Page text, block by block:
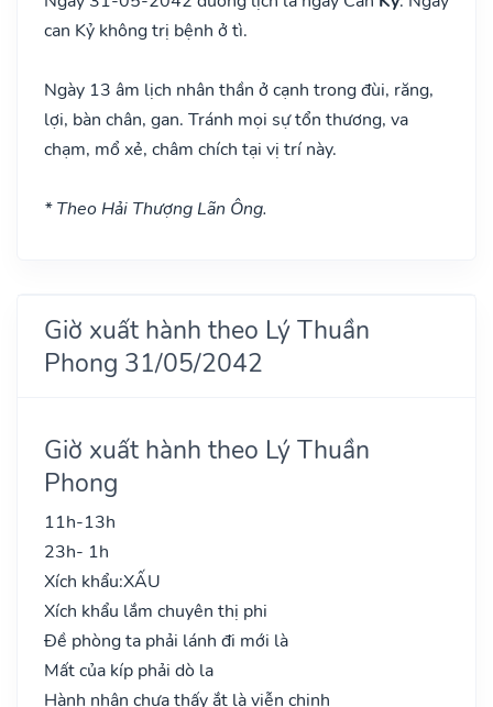
can Kỷ không trị bệnh ở tì.
Ngày 13 âm lịch nhân thần ở cạnh trong đùi, răng,
lợi, bàn chân, gan. Tránh mọi sự tổn thương, va
chạm, mổ xẻ, châm chích tại vị trí này.
* Theo Hải Thượng Lãn Ông.
Giờ xuất hành theo Lý Thuần
Phong 31/05/2042
Giờ xuất hành theo Lý Thuần
Phong
11h-13h
23h- 1h
Xích khẩu:XẤU
Xích khẩu lắm chuyên thị phi
Đề phòng ta phải lánh đi mới là
Mất của kíp phải dò la
Hành nhân chưa thấy ắt là viễn chinh